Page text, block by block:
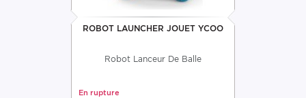
ROBOT LAUNCHER JOUET YCOO
Robot Lanceur De Balle
En rupture